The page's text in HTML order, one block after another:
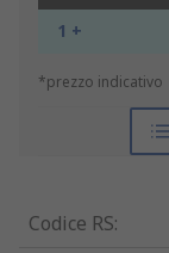
1 +
*prezzo indicativo
Codice RS: